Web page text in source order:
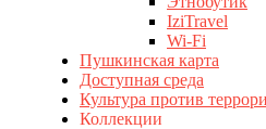
IziTravel
Wi-Fi
Пушкинская карта
Доступная среда
Культура против
Коллекции